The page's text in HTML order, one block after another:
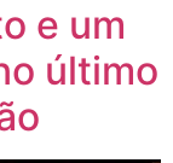
e um
último